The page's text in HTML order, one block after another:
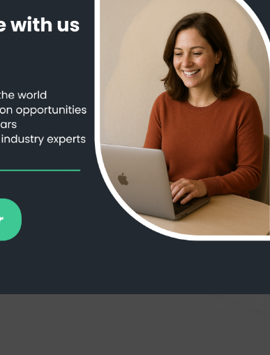
Destek
hızlı bir şekilde
takibi ve kök neden
sağlarız.